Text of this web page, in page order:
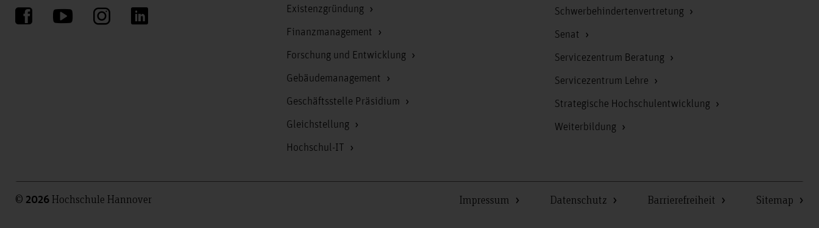
Existenzgründung
Finanzmanagement
Forschung und Entwicklung
Gebäudemanagement
Geschäftsstelle Präsidium
Gleichstellung
Hochschul-IT
Schwerbehindertenvertretung
Senat
Servicezentrum Beratung
Servicezentrum Lehre
Strategische Hochschulentwicklung
Weiterbildung
© 2026 Hochschule Hannover Impressum Datenschutz Barrierefreiheit Sitemap